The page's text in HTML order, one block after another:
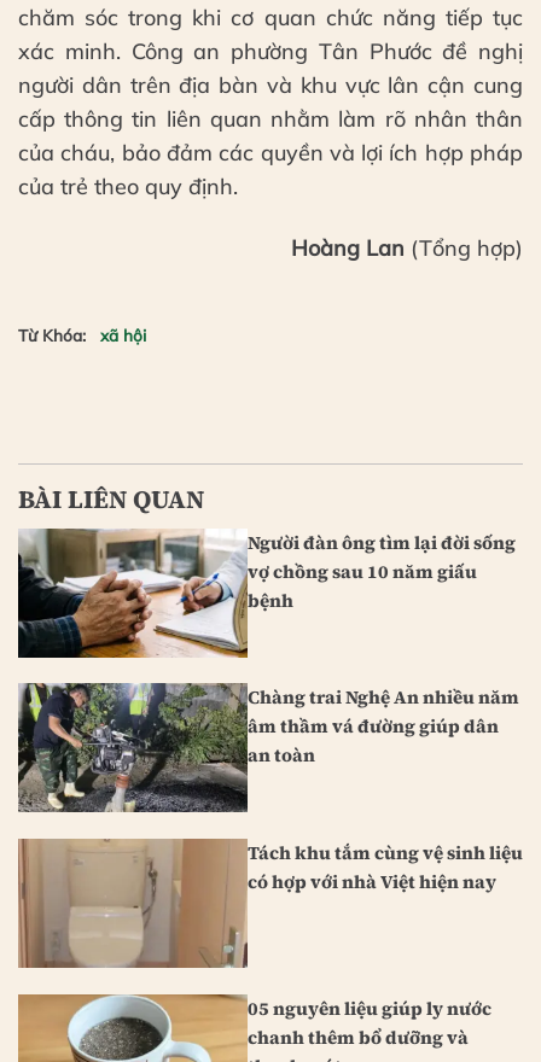
chăm sóc trong khi cơ quan chức năng tiếp tục
xác minh. Công an phường Tân Phước đề nghị
người dân trên địa bàn và khu vực lân cận cung
cấp thông tin liên quan nhằm làm rõ nhân thân
của cháu, bảo đảm các quyền và lợi ích hợp pháp
của trẻ theo quy định.
Hoàng Lan (Tổng hợp)
Từ Khóa: xã hội
BÀI LIÊN QUAN
Người đàn ông tìm lại đời sống
vợ chồng sau 10 năm giấu
bệnh
Chàng trai Nghệ An nhiều năm
âm thầm vá đường giúp dân
an toàn
Tách khu tắm cùng vệ sinh liệu
có hợp với nhà Việt hiện nay
05 nguyên liệu giúp ly nước
chanh thêm bổ dưỡng và